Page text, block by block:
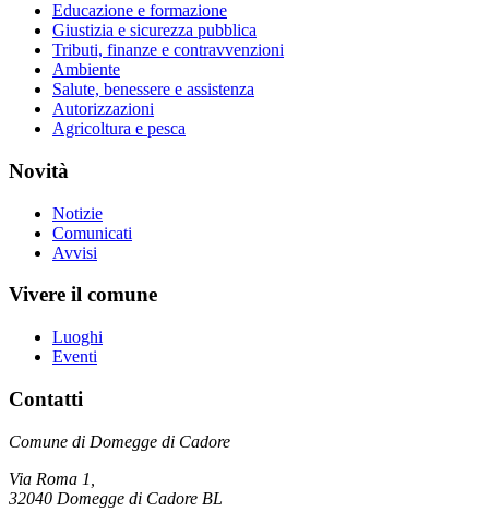
Educazione e formazione
Giustizia e sicurezza pubblica
Tributi, finanze e contravvenzioni
Ambiente
Salute, benessere e assistenza
Autorizzazioni
Agricoltura e pesca
Novità
Notizie
Comunicati
Avvisi
Vivere il comune
Luoghi
Eventi
Contatti
Comune di Domegge di Cadore
Via Roma 1,
32040 Domegge di Cadore BL